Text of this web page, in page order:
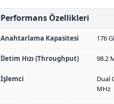
Performans Özellikleri
Anahtarlama Kapasitesi 176
İletim Hızı (Throughput) 98.2
İşlemci
Dual
MHz